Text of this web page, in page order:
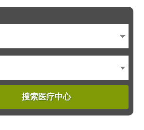
搜索医疗中心